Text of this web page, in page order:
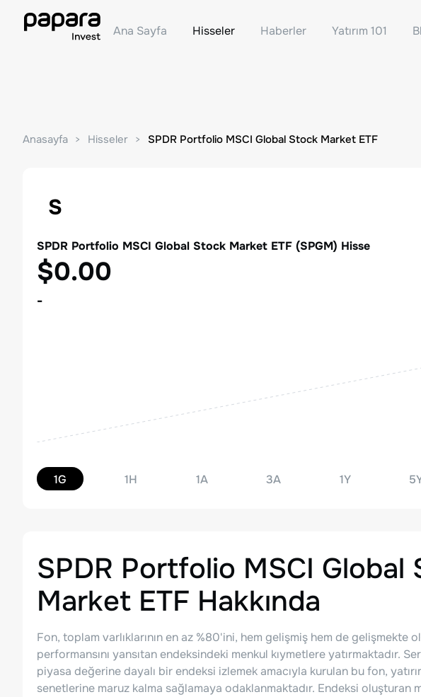
Ana Sayfa Hisseler Haberler Yatırım 101
Anasayfa Hisseler SPDR Portfolio MSCI Global Stock Market ETF
S
SPDR Portfolio MSCI Global Stock Market ETF (SPGM) Hisse
$0.00
-
1G 1H 1A 3A 1Y
SPDR Portfolio MSCI Global
Market ETF Hakkında
Fon, toplam varlıklarının en az %80'ini, hem gelişmiş hem de gelişmekte
performansını yansıtan endeksindeki menkul kıymetlere yatırmaktadır.
piyasa değerine dayalı bir endeksi izlemek amacıyla kurulan bu fon,
senetlerine maruz kalma sağlamaya odaklanmaktadır. Endeksi oluşturan